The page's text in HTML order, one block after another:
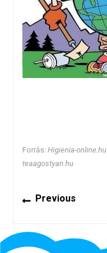
Forrás: Higienia-online.hu
teaagostyan.hu
Bejegyzés
navigáció
Previous